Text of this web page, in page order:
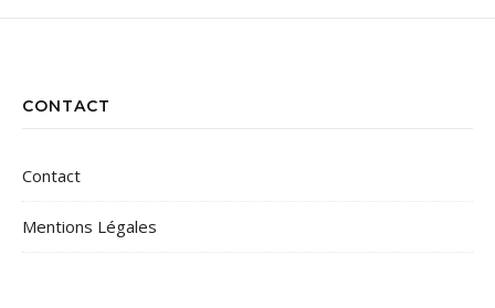
CONTACT
Contact
Mentions Légales